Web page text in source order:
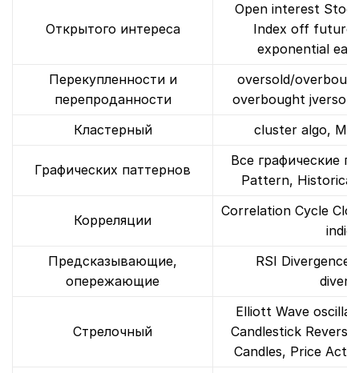
Открытого интереса
Open interest
Index off
exponential
Перекупленности и
перепроданности
oversold/
overbought
Кластерный
cluster algo,
Графических паттернов
Все графические
Pattern,
Корреляции
Correlation Cycle
Предсказывающие,
опережающие
RSI Divergence
Стрелочный
Elliott Wave
Candlestick
Candles, Price